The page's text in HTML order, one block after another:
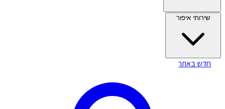
שירותי איפור
חדש באתר